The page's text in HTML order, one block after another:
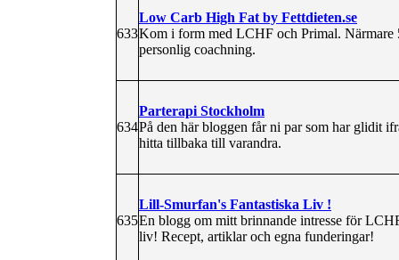
633
Low Carb High Fat by Fettdieten.se
Kom i form med LCHF och Primal. Närmare
personlig coachning.
634
Parterapi Stockholm
På den här bloggen får ni par som har glidit
hitta tillbaka till varandra.
635
Lill-Smurfan's Fantastiska Liv !
En blogg om mitt brinnande intresse för
liv! Recept, artiklar och egna funderingar!